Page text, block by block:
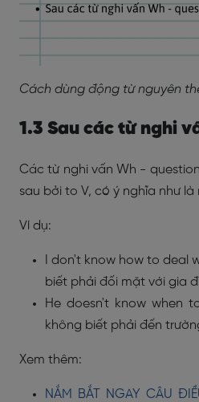
Cách dùng động từ nguyên
1.3 Sau các từ nghi
Các từ nghi vấn Wh -
sau bởi to V, có ý nghĩa như
Ví dụ:
I don't know how to deal
biết phải đối mặt với gia
He doesn't know when
không biết phải đến
Xem thêm:
NẮM BẮT NGAY CÂU